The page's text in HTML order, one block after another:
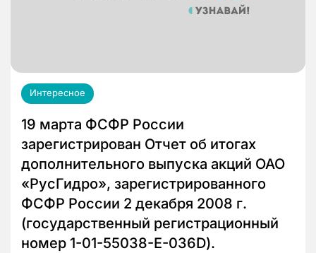
Интересное
19 марта ФСФР России
зарегистрирован Отчет об итогах
дополнительного выпуска акций ОАО
«РусГидро», зарегистрированного
ФСФР России 2 декабря 2008 г.
(государственный регистрационный
номер 1-01-55038-Е-036D).